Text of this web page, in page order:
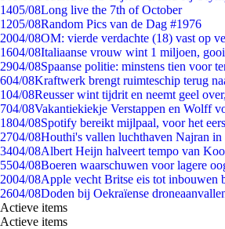
1405/08Long live the 7th of October
1205/08Random Pics van de Dag #1976
2004/08OM: vierde verdachte (18) vast op
1604/08Italiaanse vrouw wint 1 miljoen,
2904/08Spaanse politie: minstens tien voor
604/08Kraftwerk brengt ruimteschip terug
104/08Reusser wint tijdrit en neemt geel
704/08Vakantiekiekje Verstappen en Wolff
1804/08Spotify bereikt mijlpaal, voor het
2704/08Houthi's vallen luchthaven Najran in
3404/08Albert Heijn halveert tempo van
5504/08Boeren waarschuwen voor lagere
2004/08Apple vecht Britse eis tot inbouwen
2604/08Doden bij Oekraïense
Actieve items
Actieve items